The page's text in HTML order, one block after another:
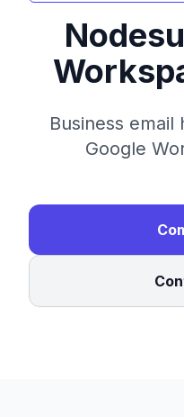
Business email
Google